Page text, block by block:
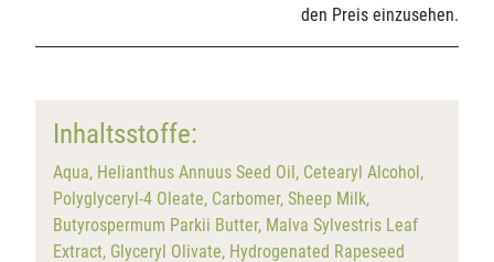
den Preis einzusehen.
Inhaltsstoffe:
Aqua, Helianthus Annuus Seed Oil, Cetearyl Alcohol,
Polyglyceryl-4 Oleate, Carbomer, Sheep Milk,
Butyrospermum Parkii Butter, Malva Sylvestris Leaf
Extract, Glyceryl Olivate, Hydrogenated Rapeseed